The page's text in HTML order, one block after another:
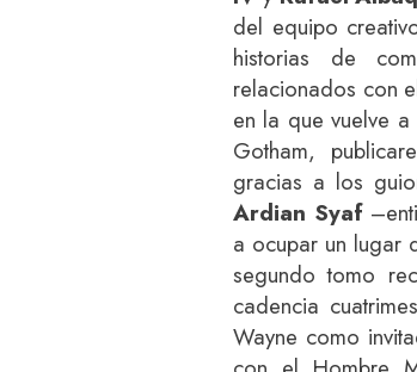
del equipo
historias de
relacionados con
en la que vuelve
Gotham,
gracias a los
Ardian Syaf
a ocupar un lugar
segundo tomo
cadencia
Wayne como